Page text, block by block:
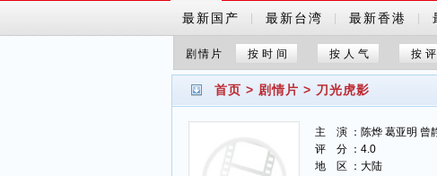
最新国产
剧
最新台湾 最新香港
剧情片 按时间 按人气 按
首页 > 剧情片 > 刀光虎影
主 演 ：陈烨 葛亚明 曾
评 分 ：4.0
地 区 ：大陆